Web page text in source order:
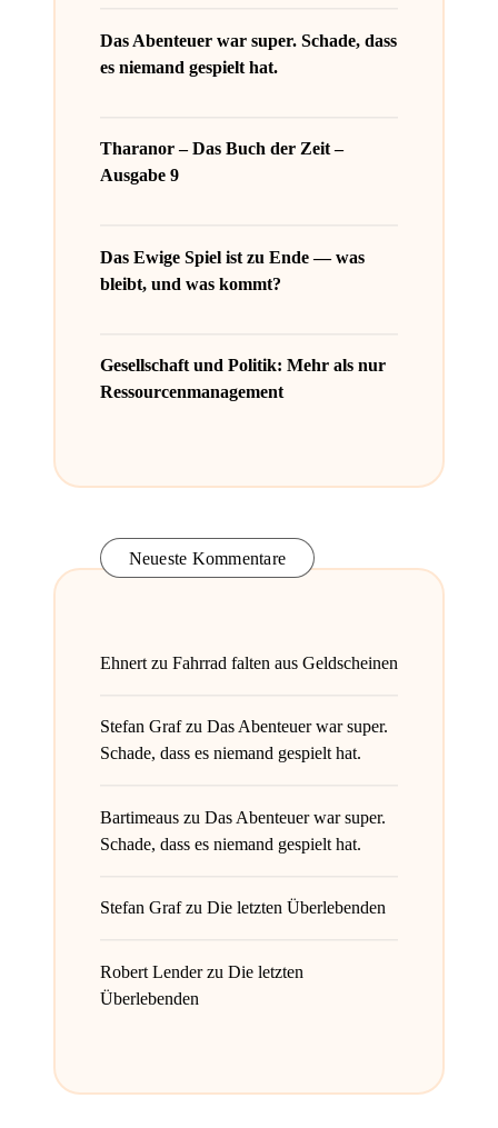
Das Abenteuer war super. Schade, dass
es niemand gespielt hat.
Tharanor – Das Buch der Zeit –
Ausgabe 9
Das Ewige Spiel ist zu Ende — was
bleibt, und was kommt?
Gesellschaft und Politik: Mehr als nur
Ressourcenmanagement
Neueste Kommentare
Ehnertzu Fahrrad falten aus Geldscheinen
Stefan Grafzu Das Abenteuer war super.
Schade, dass es niemand gespielt hat.
Bartimeauszu Das Abenteuer war super.
Schade, dass es niemand gespielt hat.
Stefan Grafzu Die letzten Überlebenden
Robert Lenderzu Die letzten
Überlebenden